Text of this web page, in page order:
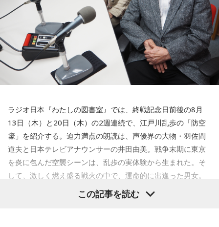
ラジオ日本『わたしの図書室』では、終戦記念日前後の8月
13日（木）と20日（木）の2週連続で、江戸川乱歩の「防空
壕」を紹介する。迫力満点の朗読は、声優界の大物・羽佐間
道夫と日本テレビアナウンサーの井田由美。戦争末期に東京
を炎に包んだ空襲シーンは、乱歩の実体験から生まれた。そ
して、激しく燃え盛る戦火の中で、運命的に出逢った男女。
全編に乱歩独特のエロティシズムと背徳の美学が炸裂する。
この記事を読む